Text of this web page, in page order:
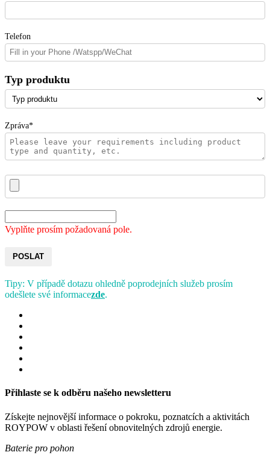
Telefon
Typ produktu
Zpráva*
Vyplňte prosím požadovaná pole.
POSLAT
Tipy: V případě dotazu ohledně poprodejních služeb prosím
odešlete své informacezde.
Přihlaste se k odběru našeho newsletteru
Získejte nejnovější informace o pokroku, poznatcích a aktivitách
ROYPOW v oblasti řešení obnovitelných zdrojů energie.
Baterie pro pohon